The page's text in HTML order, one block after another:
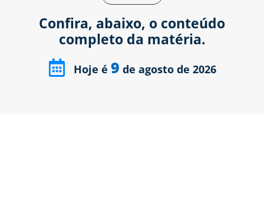
Confira, abaixo, o conteúdo
completo da matéria.
Hoje é 9 de agosto de 2026